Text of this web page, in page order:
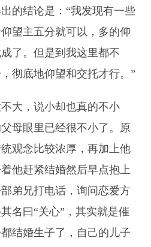
的结论是：“我发现有一些
望主五分就可以，多的仰
了。但是到我这里都不
彻底地仰望和交托才行。”
大，说小却也真的不小
母眼里已经很不小了。原
观念比较浓厚，再加上他
他赶紧结婚然后早点抱上
弟兄打电话，询问恋爱方
名曰“关心”，其实就是催
结婚生子了，自己的儿子